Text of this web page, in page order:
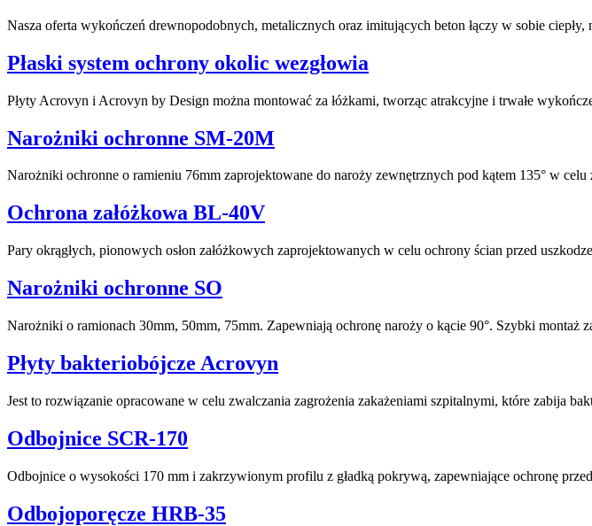
Nasza oferta wykończeń drewnopodobnych, metalicznych oraz imitujących beton łączy w sobie
Płaski system ochrony okolic wezgłowia
Płyty Acrovyn i Acrovyn by Design można montować za łóżkami, tworząc atrakcyjne i trwałe
Narożniki ochronne SM-20M
Narożniki ochronne o ramieniu 76mm zaprojektowane do naroży zewnętrznych pod kątem 135° w
Ochrona załóżkowa BL-40V
Pary okrągłych, pionowych osłon załóżkowych zaprojektowanych w celu ochrony ścian przed
Narożniki ochronne SO
Narożniki o ramionach 30mm, 50mm, 75mm. Zapewniają ochronę naroży o kącie 90°. Szybki montaż
Płyty bakteriobójcze Acrovyn
Jest to rozwiązanie opracowane w celu zwalczania zagrożenia zakażeniami szpitalnymi, które zabija
Odbojnice SCR-170
Odbojnice o wysokości 170 mm i zakrzywionym profilu z gładką pokrywą, zapewniające ochronę
Odbojoporęcze HRB-35